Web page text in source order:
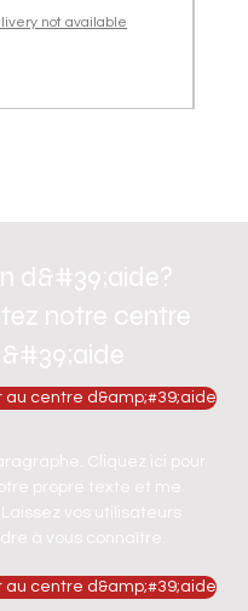
not available
d&#39;aide?
notre centre
au centre d&amp;#39;aide
Cliquez ici pour
propre texte et me
vos utilisateurs
à vous connaître.
au centre d&amp;#39;aide